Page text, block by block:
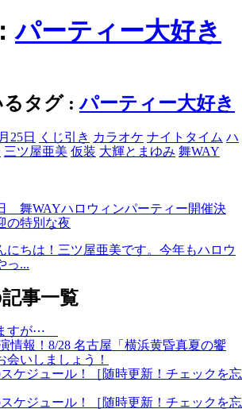
パーティー大好き
るタグ :パーティー大好き
25日 くじ引き カラオケ ナイトタイム ハ
三ツ屋亜美 仮装 大輝とまゆみ 舞WAY
舞WAYハロウィンパーティー開催決
の特別な夜
にちは！三ツ屋亜美です。今年もハロウ
っ...
事一覧
すが⋯
情報！8/28 名古屋「横浜黄昏真夏の饗
会いしましょう！
ケジュール！［随時更新！チェックを忘
ケジュール！［随時更新！チェックを忘